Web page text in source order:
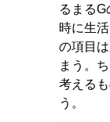
るまる
時に生
の項目
まう。
考える
う。